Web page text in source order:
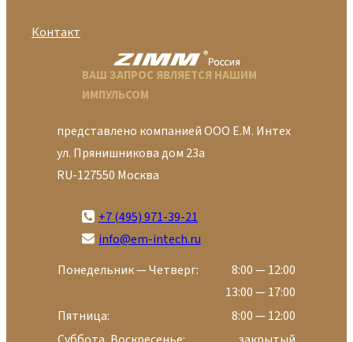
Контакт
ВАШ ЗАПРОС ЯВЛЯЕТСЯ НАШИМ
ИМПУЛЬСОМ
представлено компанией ООО Е.М. Интех
ул. Прянишникова дом 23а
RU-127550 Москва
+7 (495) 971-39-21
info@em-intech.ru
Понедельник — Четверг:
8:00 — 12:00
13:00 — 17:00
Пятница:
8:00 — 12:00